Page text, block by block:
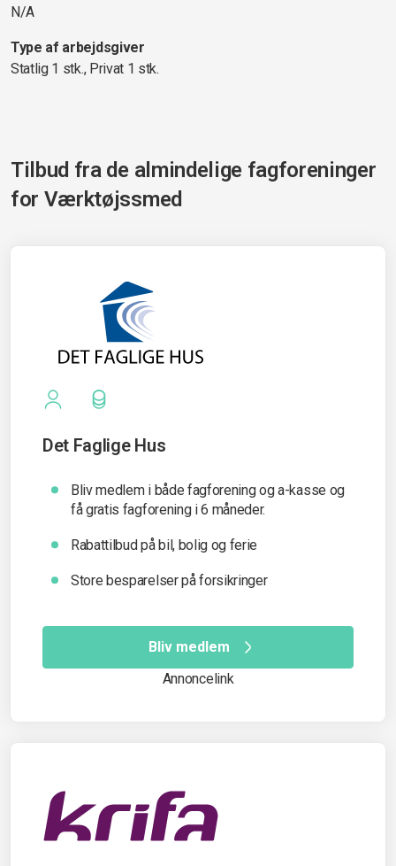
N/A
Type af arbejdsgiver
Statlig 1 stk., Privat 1 stk.
Tilbud fra de almindelige fagforeninger
for Værktøjssmed
Det Faglige Hus
Bliv medlem i både fagforening og a-kasse og
få gratis fagforening i 6 måneder.
Rabattilbud på bil, bolig og ferie
Store besparelser på forsikringer
Bliv medlem
Annoncelink